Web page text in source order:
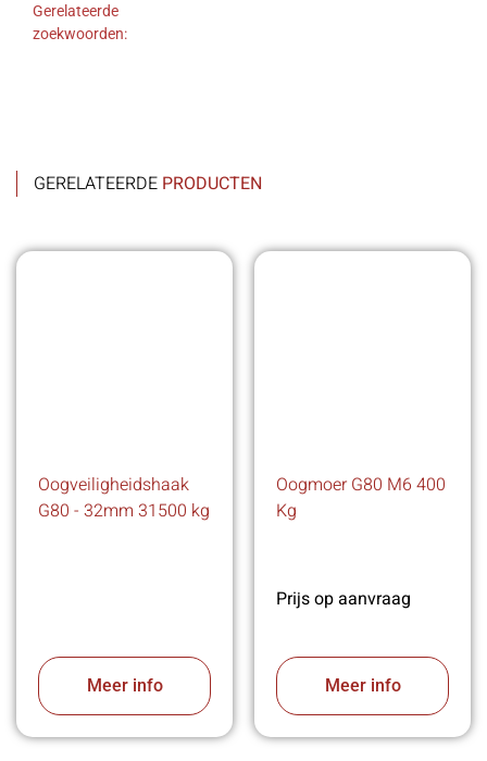
Gerelateerde
zoekwoorden:
GERELATEERDE PRODUCTEN
Oogveiligheidshaak
G80 - 32mm 31500 kg
Meer info
Oogmoer G80 M6 400
Kg
Prijs op aanvraag
Meer info